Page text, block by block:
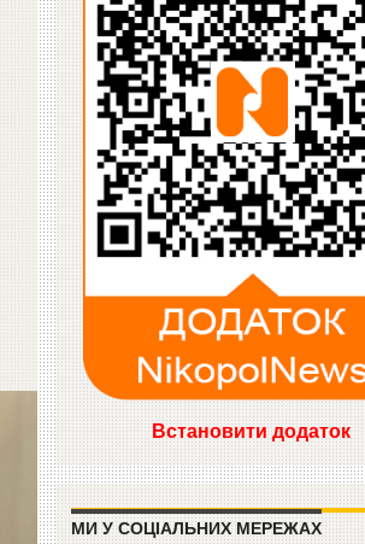
Встановити додаток
МИ У СОЦІАЛЬНИХ МЕРЕЖАХ